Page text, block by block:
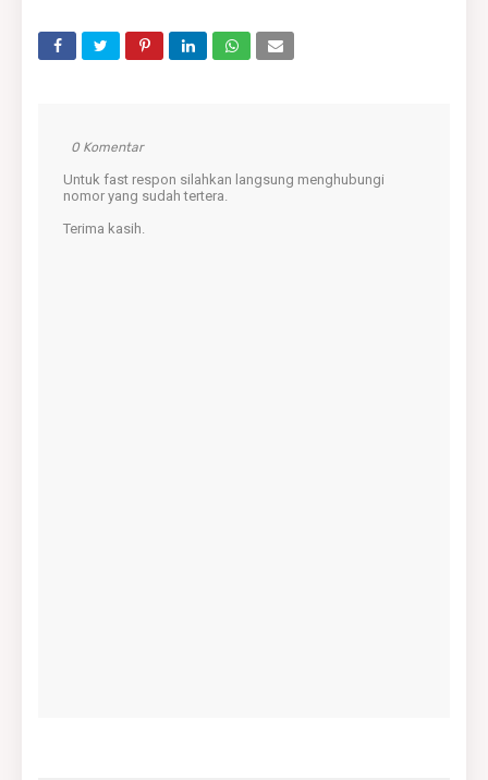
0 Komentar
Untuk fast respon silahkan langsung menghubungi
nomor yang sudah tertera.
Terima kasih.